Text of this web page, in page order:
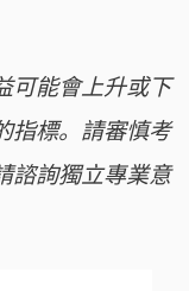
可能會上升或下
指標。請審慎考
諮詢獨立專業意